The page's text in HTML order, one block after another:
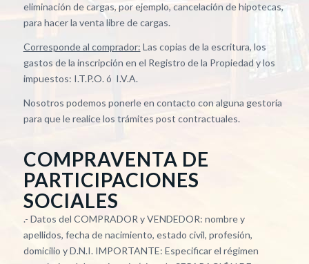
eliminación de cargas, por ejemplo, cancelación de hipotecas,
para hacer la venta libre de cargas.
Corresponde al comprador: Las copias de la escritura, los
gastos de la inscripción en el Registro de la Propiedad y los
impuestos: I.T.P.O. ó I.V.A.
Nosotros podemos ponerle en contacto con alguna gestoría
para que le realice los trámites post contractuales.
COMPRAVENTA DE
PARTICIPACIONES
SOCIALES
.- Datos del COMPRADOR y VENDEDOR: nombre y
apellidos, fecha de nacimiento, estado civil, profesión,
domicilio y D.N.I. IMPORTANTE: Especificar el régimen